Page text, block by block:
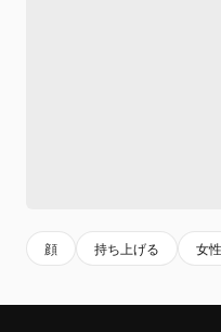
顔 持ち上げる 女性